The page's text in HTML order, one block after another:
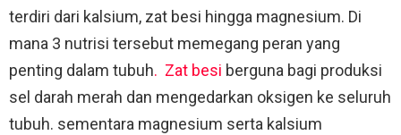
terdiri dari kalsium, zat besi hingga magnesium. Di
mana 3 nutrisi tersebut memegang peran yang
penting dalam tubuh. Zat besi berguna bagi produksi
sel darah merah dan mengedarkan oksigen ke seluruh
tubuh. sementara magnesium serta kalsium